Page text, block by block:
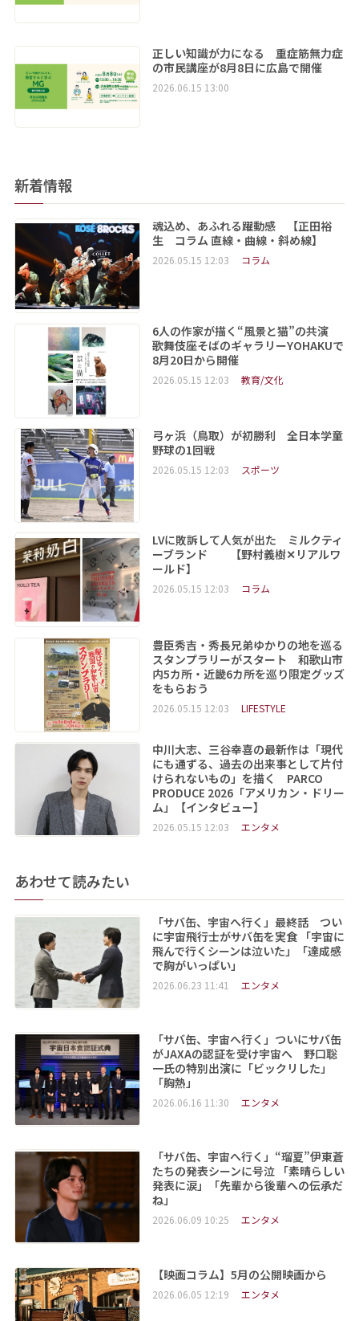
正しい知識が力になる 重症筋無力症
の市民講座が8月8日に広島で開催
2026.06.15 13:00
新着情報
魂込め、あふれる躍動感 【正田裕
生 コラム 直線・曲線・斜め線】
2026.05.15 12:03 コラム
6人の作家が描く“風景と猫”の共演
歌舞伎座そばのギャラリーYOHAKUで
8月20日から開催
2026.05.15 12:03 教育/文化
弓ヶ浜（鳥取）が初勝利 全日本学童
野球の1回戦
2026.05.15 12:03 スポーツ
LVに敗訴して人気が出た ミルクティ
ーブランド 【野村義樹✕リアルワ
ールド】
2026.05.15 12:03 コラム
豊臣秀吉・秀長兄弟ゆかりの地を巡る
スタンプラリーがスタート 和歌山市
内5カ所・近畿6カ所を巡り限定グッズ
をもらおう
2026.05.15 12:03 LIFESTYLE
中川大志、三谷幸喜の最新作は「現代
にも通ずる、過去の出来事として片付
けられないもの」を描く PARCO
PRODUCE 2026「アメリカン・ドリー
ム」【インタビュー】
2026.05.15 12:03 エンタメ
あわせて読みたい
「サバ缶、宇宙へ行く」最終話 つい
に宇宙飛行士がサバ缶を実食 「宇宙に
飛んで行くシーンは泣いた」「達成感
で胸がいっぱい」
2026.06.23 11:41 エンタメ
「サバ缶、宇宙へ行く」ついにサバ缶
がJAXAの認証を受け宇宙へ 野口聡
一氏の特別出演に「ビックリした」
「胸熱」
2026.06.16 11:30 エンタメ
「サバ缶、宇宙へ行く」“瑠夏”伊東蒼
たちの発表シーンに号泣 「素晴らしい
発表に涙」「先輩から後輩への伝承だ
ね」
2026.06.09 10:25 エンタメ
【映画コラム】5月の公開映画から
2026.06.05 12:19 エンタメ